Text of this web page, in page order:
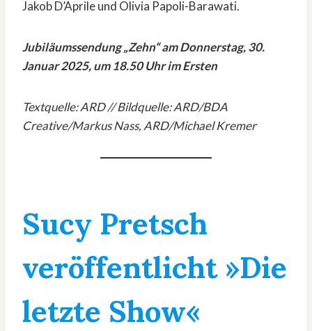
Jakob D’Aprile und Olivia Papoli-Barawati.
Jubiläumssendung „Zehn“ am Donnerstag, 30.
Januar 2025, um 18.50 Uhr im Ersten
Textquelle: ARD // Bildquelle: ARD/BDA
Creative/Markus Nass, ARD/Michael Kremer
Sucy Pretsch
veröffentlicht »Die
letzte Show«